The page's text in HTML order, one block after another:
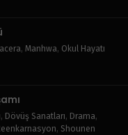
, Manhwa, Okul Hayatı
, Dövüş Sanatları, Drama,
, Shounen